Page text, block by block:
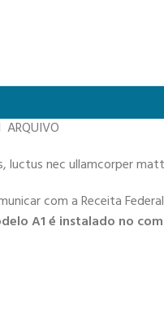
ARQUIVO
nec ullamcorper
com a Receita
A1 é instalado no